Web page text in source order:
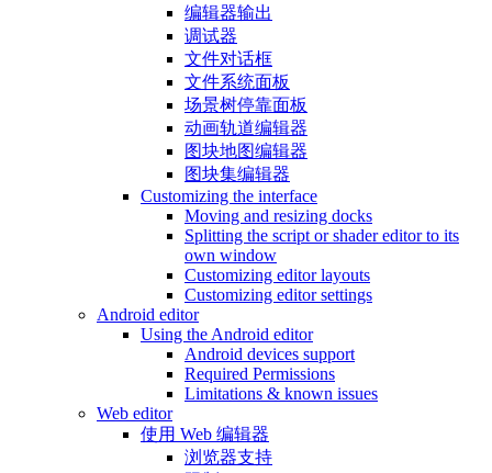
编辑器输出
调试器
文件对话框
文件系统面板
场景树停靠面板
动画轨道编辑器
图块地图编辑器
图块集编辑器
Customizing the interface
Moving and resizing docks
Splitting the script or shader editor to its
own window
Customizing editor layouts
Customizing editor settings
Android editor
Using the Android editor
Android devices support
Required Permissions
Limitations & known issues
Web editor
使用 Web 编辑器
浏览器支持